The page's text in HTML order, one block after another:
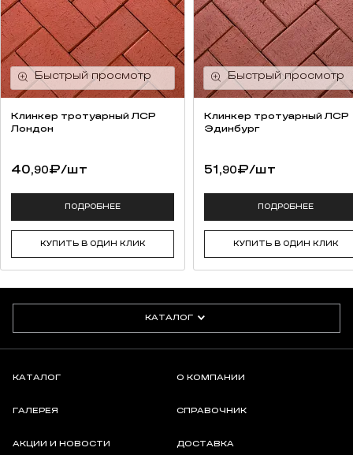
Клинкер тротуарный ЛСР
Лондон
40,90₽/шт
ПОДРОБНЕЕ
КУПИТЬ В ОДИН КЛИК
Клинкер тротуарный ЛСР
Эдинбург
51,90₽/шт
ПОДРОБНЕЕ
КУПИТЬ В ОДИН КЛИК
КАТАЛОГ
КАТАЛОГ О КОМПАНИИ
ГАЛЕРЕЯ СПРАВОЧНИК
АКЦИИ И НОВОСТИ ДОСТАВКА